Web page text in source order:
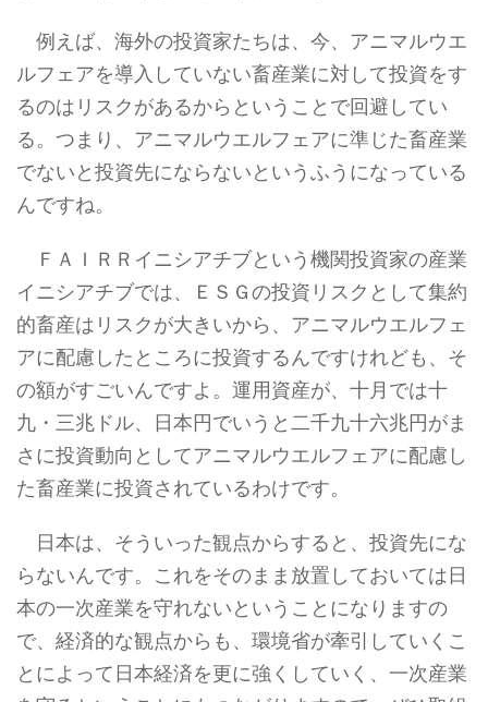
例えば、海外の投資家たちは、今、アニマルウエ
ルフェアを導入していない畜産業に対して投資をす
るのはリスクがあるからということで回避してい
る。つまり、アニマルウエルフェアに準じた畜産業
でないと投資先にならないというふうになっている
んですね。
ＦＡＩＲＲイニシアチブという機関投資家の産業
イニシアチブでは、ＥＳＧの投資リスクとして集約
的畜産はリスクが大きいから、アニマルウエルフェ
アに配慮したところに投資するんですけれども、そ
の額がすごいんですよ。運用資産が、十月では十
九・三兆ドル、日本円でいうと二千九十六兆円がま
さに投資動向としてアニマルウエルフェアに配慮し
た畜産業に投資されているわけです。
日本は、そういった観点からすると、投資先にな
らないんです。これをそのまま放置しておいては日
本の一次産業を守れないということになりますの
で、経済的な観点からも、環境省が牽引していくこ
とによって日本経済を更に強くしていく、一次産業